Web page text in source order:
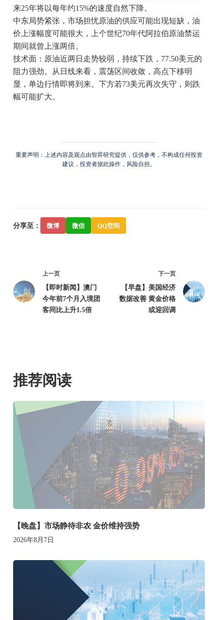
来25年将以每年约15%的速度自然下降。
中东局势紧张，市场担忧原油的供应可能出现短缺，油
价上涨幅度可能很大，上个世纪70年代阿拉伯原油禁运
期间就曾上涨两倍。
技术面：原油近两日走势较弱，持续下跌，77.50美元的
阻力强劲。从日线来看，震荡区间收敛，高点下移明
显，单边行情即将到来。下方若73美元再次失守，则跌
幅可能扩大。
重要声明：上述内容及观点由智昇研究提供，仅供参考，不构成任何投资
建议，投资者据此操作，风险自担。
分享至： 微博 微信 QQ空间
上一页
【即时新闻】澳门
今年前7个月入境团
客同比上升1.5倍
下一页
【早盘】美国经济
数据改善 黄金价格
或迎回调
推荐阅读
【晚盘】市场静待非农 金价维持强势
2026年8月7日